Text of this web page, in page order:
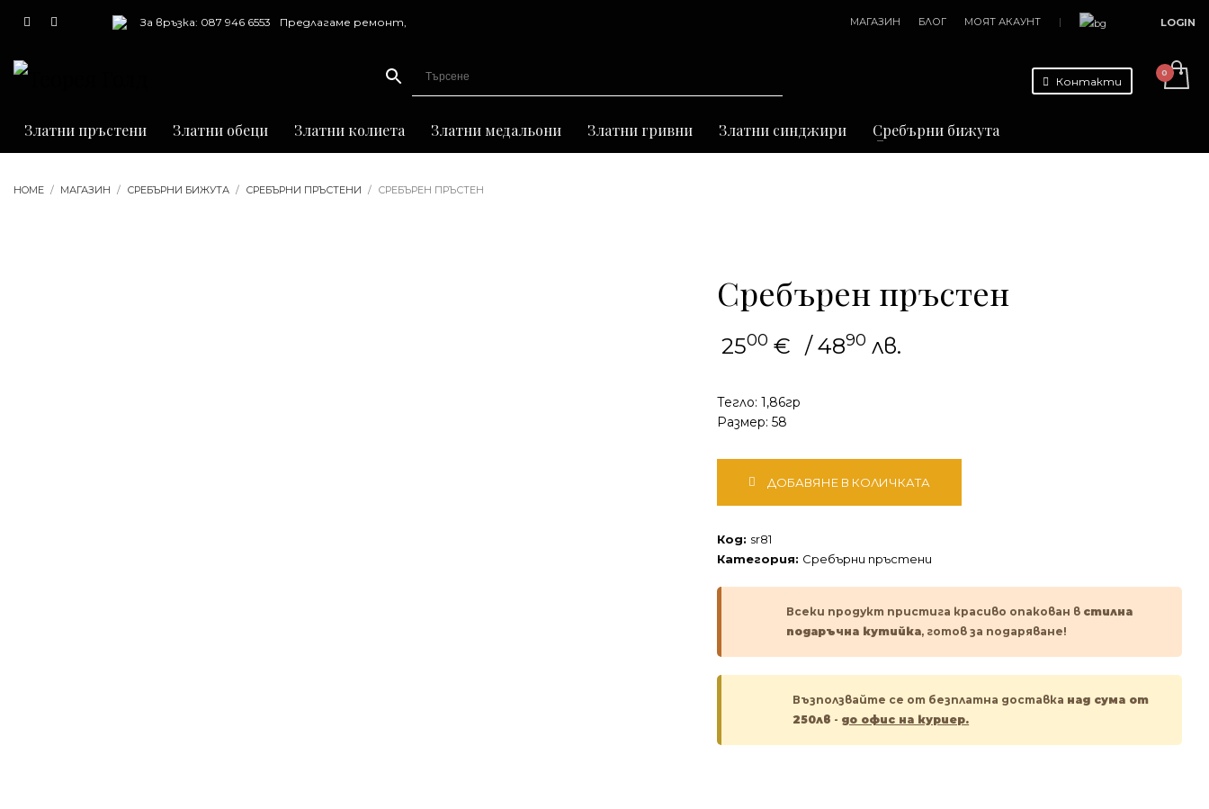
За връзка: 087 946 6553
Предлагаме ремонт,
МАГАЗИН БЛОГ МОЯТ АКАУНТ | LOGIN
Контакти
Златни пръстени Златни обеци Златни колиета Златни медальони Златни гривни Златни синджири Сребърни бижута
HOME МАГАЗИН СРЕБЪРНИ БИЖУТА СРЕБЪРНИ ПРЪСТЕНИ СРЕБЪРЕН ПРЪСТЕН
Сребърен пръстен
2500 € / 4890 лв.
Тегло: 1,86гр
Размер: 58
Сребърен
ДОБАВЯНЕ В КОЛИЧКАТА
Код: sr81
Категория: Сребърни пръстени
Всеки продукт пристига красиво опакован в стилна
подаръчна кутийка, готов за подаряване!
Възползвайте се от безплатна доставка над сума от
250лв - до офис на куриер.